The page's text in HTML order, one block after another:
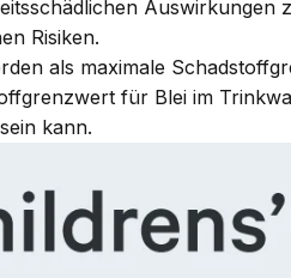
Auswirkungen
Risiken.
als maximale
für Blei im
kann.